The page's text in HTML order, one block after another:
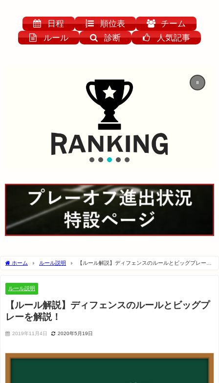
日程 順位表
チーム
ルール
診断 人気記事
ホーム ルール説明
【ルール解説】ディフェンスのルールとビッグプレーを
ルール説明
【ルール解説】ディフェンスのルールとビッグプ
レーを解説！
2019年11月4日 2020年5月19日